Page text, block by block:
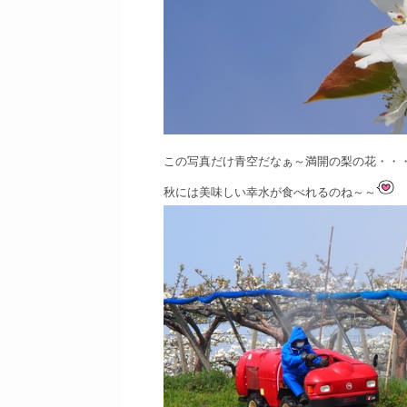
この写真だけ青空だなぁ～満開の梨の花・・
秋には美味しい幸水が食べれるのね～～